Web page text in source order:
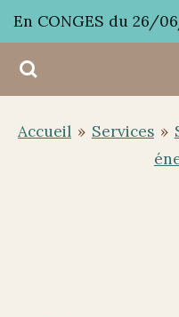
Passer
contenu
En CONGES du 26/
Accueil » Services »